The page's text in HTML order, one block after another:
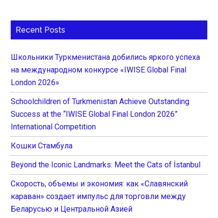
Recent Posts
Школьники Туркменистана добились яркого успеха
на международном конкурсе «IWISE Global Final
London 2026»
Schoolchildren of Turkmenistan Achieve Outstanding
Success at the “IWISE Global Final London 2026”
International Competition
Кошки Стамбула
Beyond the Iconic Landmarks: Meet the Cats of İstanbul
Скорость, объемы и экономия: как «Славянский
караван» создает импульс для торговли между
Беларусью и Центральной Азией